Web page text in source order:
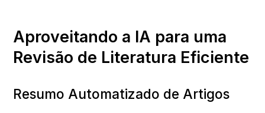
Aproveitando a IA para uma
Revisão de Literatura Eficiente
Resumo Automatizado de Artigos